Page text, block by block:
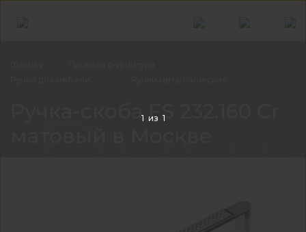
Ручка-скоба FS 232.160 Cr
1 из 1